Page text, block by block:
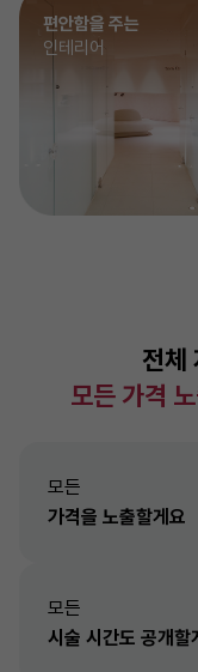
편안함을 주는
인테리어
전체
모든 가격
모든
가격을 노출할게요
모든
시술 시간도 공개할